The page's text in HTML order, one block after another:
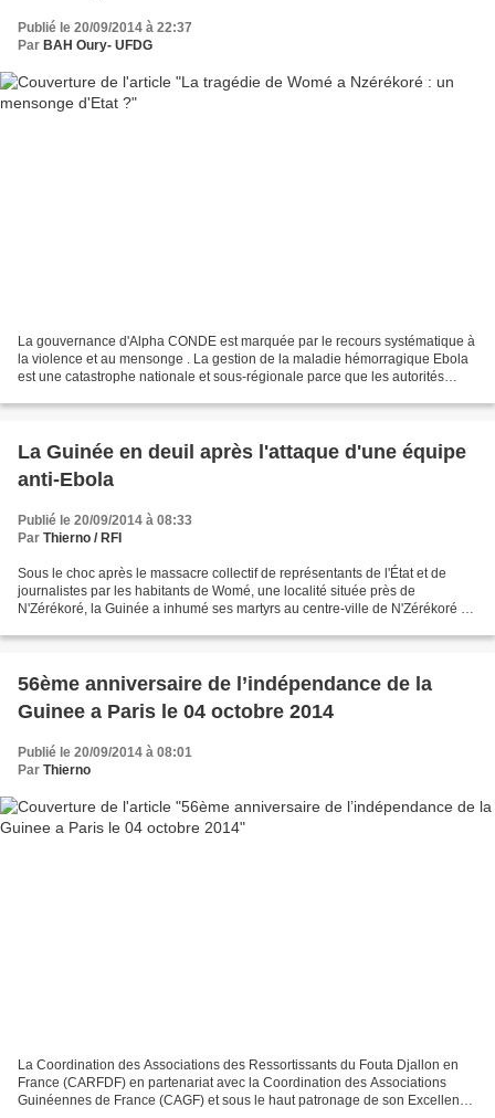
Publié le 20/09/2014 à 22:37
Par BAH Oury- UFDG
La gouvernance d'Alpha CONDE est marquée par le recours systématique à
la violence et au mensonge . La gestion de la maladie hémorragique Ebola
est une catastrophe nationale et sous-régionale parce que les autorités
La Guinée en deuil après l'attaque d'une équipe
anti-Ebola
Publié le 20/09/2014 à 08:33
Par Thierno / RFI
Sous le choc après le massacre collectif de représentants de l'État et de
journalistes par les habitants de Womé, une localité située près de
N'Zérékoré, la Guinée a inhumé ses martyrs au centre-ville de N'Zérékoré ce
56ème anniversaire de l’indépendance de la
Publié le 20/09/2014 à 08:01
Par Thierno
La Coordination des Associations des Ressortissants du Fouta Djallon en
France (CARFDF) en partenariat avec la Coordination des Associations
Guinéennes de France (CAGF) et sous le haut patronage de son Excellence